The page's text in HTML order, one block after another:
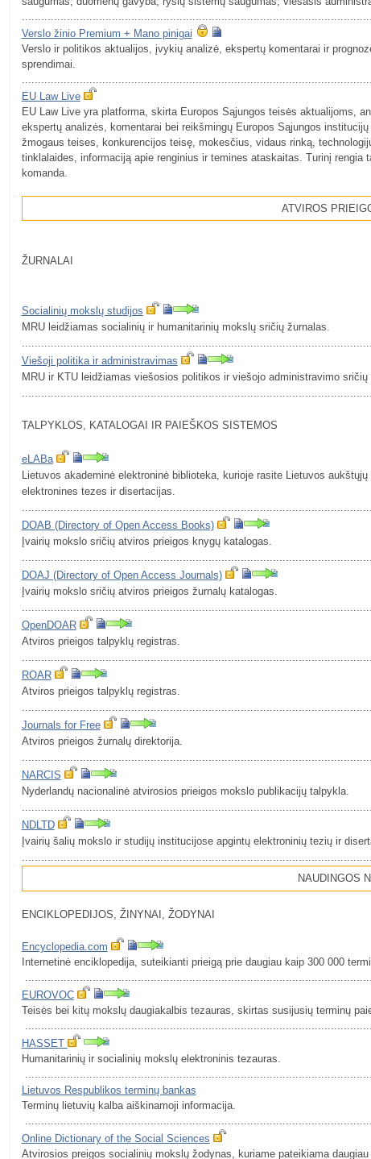
Verslo žinio Premium + Mano pinigai
Verslo ir politikos aktualijos, įvykių analizė, ekspertų komentarai ir
sprendimai.
EU Law Live
EU Law Live yra platforma, skirta Europos Sąjungos teisės aktualijoms,
ekspertų analizės, komentarai bei reikšmingų Europos Sąjungos
žmogaus teises, konkurencijos teisę, mokesčius, vidaus rinką,
tinklalaides, informaciją apie renginius ir temines ataskaitas. Turinį
komanda.
ATVIROS
ŽURNALAI
Socialinių mokslų studijos
MRU leidžiamas socialinių ir humanitarinių mokslų sričių žurnalas.
Viešoji politika ir administravimas
MRU ir KTU leidžiamas viešosios politikos ir viešojo administravimo sričių
TALPYKLOS, KATALOGAI IR PAIEŠKOS SISTEMOS
eLABa
Lietuvos akademinė elektroninė biblioteka, kurioje rasite Lietuvos
elektronines tezes ir disertacijas.
DOAB (Directory of Open Access Books)
Įvairių mokslo sričių atviros prieigos knygų katalogas.
DOAJ (Directory of Open Access Journals)
Įvairių mokslo sričių atviros prieigos žurnalų katalogas.
OpenDOAR
Atviros prieigos talpyklų registras.
ROAR
Atviros prieigos talpyklų registras.
Journals for Free
Atviros prieigos žurnalų direktorija.
NARCIS
Nyderlandų nacionalinė atvirosios prieigos mokslo publikacijų talpykla.
NDLTD
Įvairių šalių mokslo ir studijų institucijose apgintų elektroninių tezių ir
NAUDINGOS
ENCIKLOPEDIJOS, ŽINYNAI, ŽODYNAI
Encyclopedia.com
Internetinė enciklopedija, suteikianti prieigą prie daugiau kaip 300 000
EUROVOC
Teisės bei kitų mokslų daugiakalbis tezauras, skirtas susijusių terminų
HASSET
Humanitarinių ir socialinių mokslų elektroninis tezauras.
Lietuvos Respublikos terminų bankas
Terminų lietuvių kalba aiškinamoji informacija.
Online Dictionary of the Social Sciences
Atvirosios preigos socialinių mokslų žodynas, kuriame pateikiama